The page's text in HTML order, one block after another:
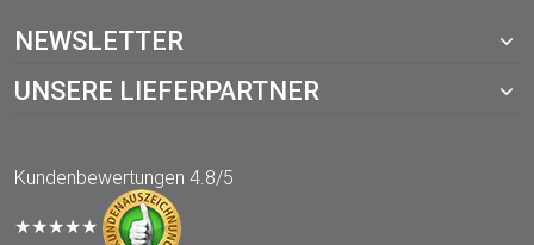
NEWSLETTER
UNSERE LIEFERPARTNER
Kundenbewertungen 4.8/5
★★★★★